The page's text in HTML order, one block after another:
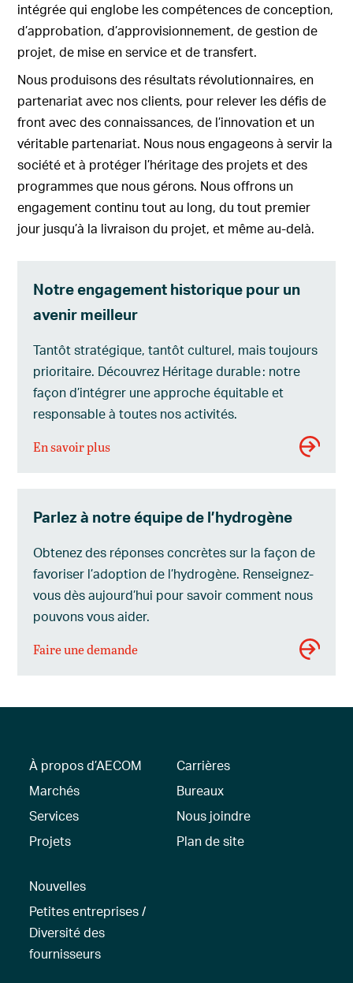
intégrée qui englobe les compétences de conception,
d’approbation, d’approvisionnement, de gestion de
projet, de mise en service et de transfert.
Nous produisons des résultats révolutionnaires, en
partenariat avec nos clients, pour relever les défis de
front avec des connaissances, de l’innovation et un
véritable partenariat. Nous nous engageons à servir la
société et à protéger l’héritage des projets et des
programmes que nous gérons. Nous offrons un
engagement continu tout au long, du tout premier
jour jusqu’à la livraison du projet, et même au-delà.
Notre engagement historique pour un
avenir meilleur
Tantôt stratégique, tantôt culturel, mais toujours
prioritaire. Découvrez Héritage durable : notre
façon d’intégrer une approche équitable et
responsable à toutes nos activités.
En savoir plus
Parlez à notre équipe de l’hydrogène
Obtenez des réponses concrètes sur la façon de
favoriser l’adoption de l’hydrogène. Renseignez-
vous dès aujourd’hui pour savoir comment nous
pouvons vous aider.
Faire une demande
À propos d’AECOM
Marchés
Services
Projets
Carrières
Bureaux
Nous joindre
Plan de site
Nouvelles
Petites entreprises /
Diversité des
fournisseurs